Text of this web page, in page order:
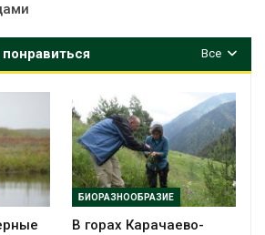
Все
БИОРАЗНООБРАЗИЕ
В горах Карачаево-